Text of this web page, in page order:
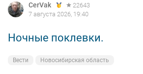
CerVak
22643
7 августа 2026, 19:40
Ночные поклевки.
Вести Новосибирская область